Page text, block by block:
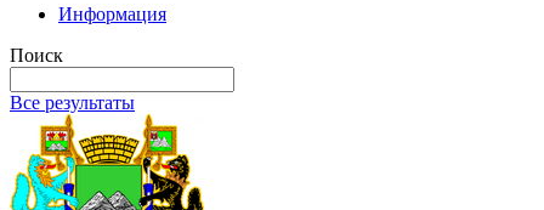
Информация
Поиск
Все результаты